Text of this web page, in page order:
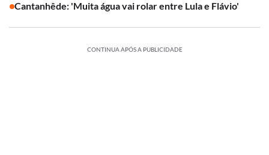
Cantanhêde: 'Muita água vai rolar entre Lula e Flávio'
CONTINUA APÓS A PUBLICIDADE